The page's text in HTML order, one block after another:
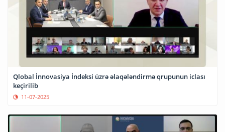
Qlobal İnnovasiya İndeksi üzrə əlaqələndirmə qrupunun iclası
keçirilib
11-07-2025